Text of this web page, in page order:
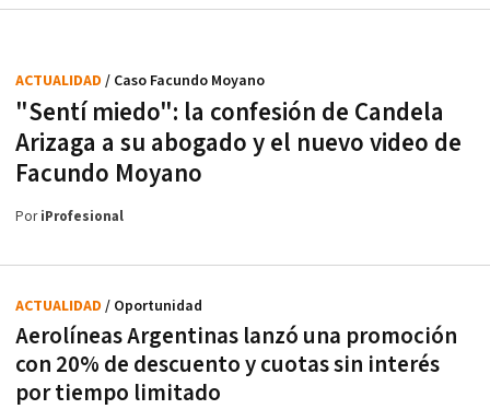
"Sentí miedo": la confesión de Candela
Arizaga a su abogado y el nuevo video de
Facundo Moyano
ACTUALIDAD / Caso Facundo Moyano
PoriProfesional
Aerolíneas Argentinas lanzó una promoción
con 20% de descuento y cuotas sin interés
por tiempo limitado
ACTUALIDAD / Oportunidad